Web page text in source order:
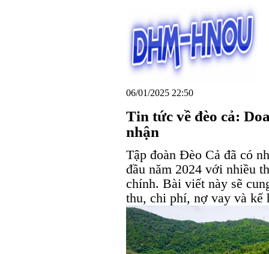
06/01/2025 22:50
Tin tức về đèo cả:
nhận
Tập đoàn Đèo Cả đã có
đầu năm 2024 với nhiều
chính. Bài viết này sẽ
thu, chi phí, nợ vay và kế